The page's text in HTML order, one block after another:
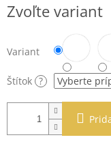
cena:
Zvoľte variant
Variant
Štítok ?